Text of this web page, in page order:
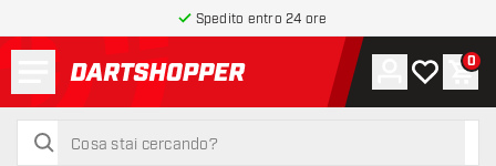
Spedito entro 24 ore
torna alla home page
cerca
cerca
Account
La mia0